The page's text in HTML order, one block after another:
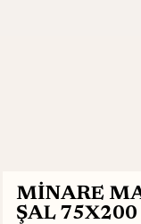
MİNARE
ŞAL 75X200